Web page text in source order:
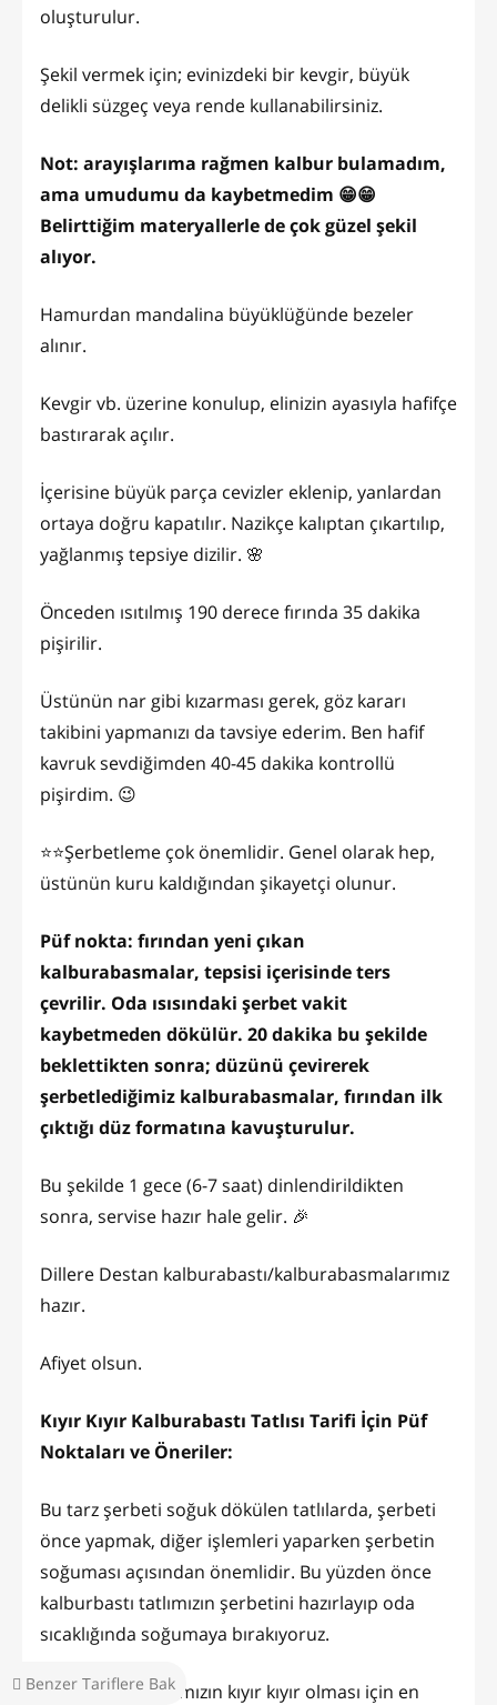
Benzer Tariflere Bak
oluşturulur.
Şekil vermek için; evinizdeki bir kevgir, büyük
delikli süzgeç veya rende kullanabilirsiniz.
Not: arayışlarıma rağmen kalbur bulamadım,
ama umudumu da kaybetmedim 😁😁
Belirttiğim materyallerle de çok güzel şekil
alıyor.
Hamurdan mandalina büyüklüğünde bezeler
alınır.
Kevgir vb. üzerine konulup, elinizin ayasıyla hafifçe
bastırarak açılır.
İçerisine büyük parça cevizler eklenip, yanlardan
ortaya doğru kapatılır. Nazikçe kalıptan çıkartılıp,
yağlanmış tepsiye dizilir. 🌸
Önceden ısıtılmış 190 derece fırında 35 dakika
pişirilir.
Üstünün nar gibi kızarması gerek, göz kararı
takibini yapmanızı da tavsiye ederim. Ben hafif
kavruk sevdiğimden 40-45 dakika kontrollü
pişirdim. 😉
⭐️⭐️Şerbetleme çok önemlidir. Genel olarak hep,
üstünün kuru kaldığından şikayetçi olunur.
Püf nokta: fırından yeni çıkan
kalburabasmalar, tepsisi içerisinde ters
çevrilir. Oda ısısındaki şerbet vakit
kaybetmeden dökülür. 20 dakika bu şekilde
beklettikten sonra; düzünü çevirerek
şerbetlediğimiz kalburabasmalar, fırından ilk
çıktığı düz formatına kavuşturulur.
Bu şekilde 1 gece (6-7 saat) dinlendirildikten
sonra, servise hazır hale gelir. 🎉
Dillere Destan kalburabastı/kalburabasmalarımız
hazır.
Afiyet olsun.
Kıyır Kıyır Kalburabastı Tatlısı Tarifi İçin Püf
Noktaları ve Öneriler:
Bu tarz şerbeti soğuk dökülen tatlılarda, şerbeti
önce yapmak, diğer işlemleri yaparken şerbetin
soğuması açısından önemlidir. Bu yüzden önce
kalburbastı tatlımızın şerbetini hazırlayıp oda
sıcaklığında soğumaya bırakıyoruz.
Kalburabastı tatlmızın kıyır kıyır olması için en